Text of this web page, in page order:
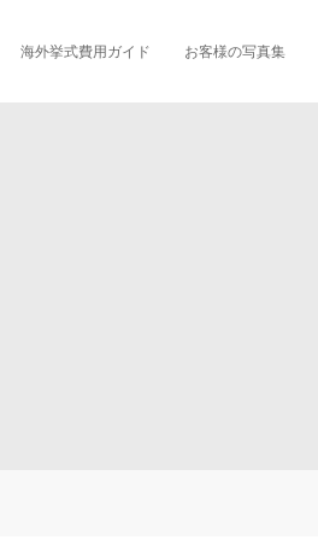
海外挙式費用ガイド お客様の写真集